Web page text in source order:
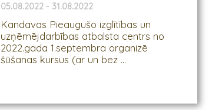
05.08.2022 - 31.08.2022
Kandavas Pieaugušo izglītības un
uzņēmējdarbības atbalsta centrs no
2022.gada 1.septembra organizē
šūšanas kursus (ar un bez ...